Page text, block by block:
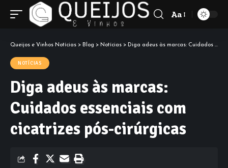
Font
Aa
Queijos e Vinhos Notícias > Blog > Notícias > Diga adeus às marcas: Cuidados essenciais com cicatrizes pós-cirúrgicas
NOTÍCIAS
Diga adeus às marcas:
Cuidados essenciais com
cicatrizes pós-cirúrgicas